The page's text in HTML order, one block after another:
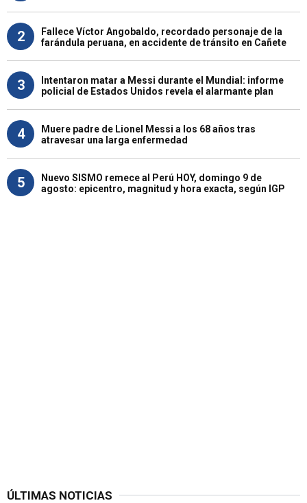
2
Fallece Víctor Angobaldo, recordado personaje de la
farándula peruana, en accidente de tránsito en Cañete
3
Intentaron matar a Messi durante el Mundial: informe
policial de Estados Unidos revela el alarmante plan
4
Muere padre de Lionel Messi a los 68 años tras
atravesar una larga enfermedad
5
Nuevo SISMO remece al Perú HOY, domingo 9 de
agosto: epicentro, magnitud y hora exacta, según IGP
ÚLTIMAS NOTICIAS